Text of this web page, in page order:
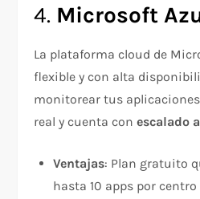
4. Microsoft
La plataforma cloud de
flexible y con alta
monitorear tus
real y cuenta conescalado
Ventajas: Plan gratuito
hasta 10 apps por